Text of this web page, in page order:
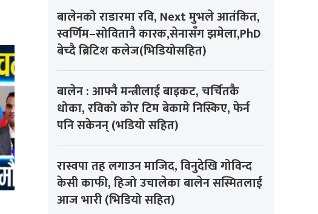
बालेनको राडारमा रवि, Next मुभले आतंकित,
स्वर्णिम–सोवितानै कारक,सेनासँग झमेला,PhD
बेच्दै ब्रिटिश कलेज(भिडियोसहित)
बालेन : आफ्नै मन्त्रीलाई बाइकट, चर्चितकै
धोका, रविको कोर टिम बेकामे निस्किए, फेर्न
पनि सकेनन् (भडियो सहित)
रास्वपा तह लगाउन माजिद, विनुदेखि गोविन्द
केसी काफी, हिजो उचालेका बालेन सस्मितलाई
आज भारी (भिडियो सहित)